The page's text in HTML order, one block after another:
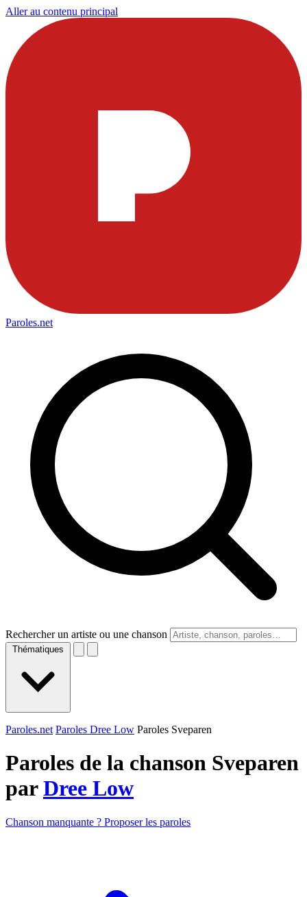
Aller au contenu principal
Paroles.net
Rechercher un artiste ou une chanson
Thématiques
Paroles.net Paroles Dree Low Paroles Sveparen
Paroles de la chanson Sveparen
parDree Low
Chanson manquante ? Proposer les paroles